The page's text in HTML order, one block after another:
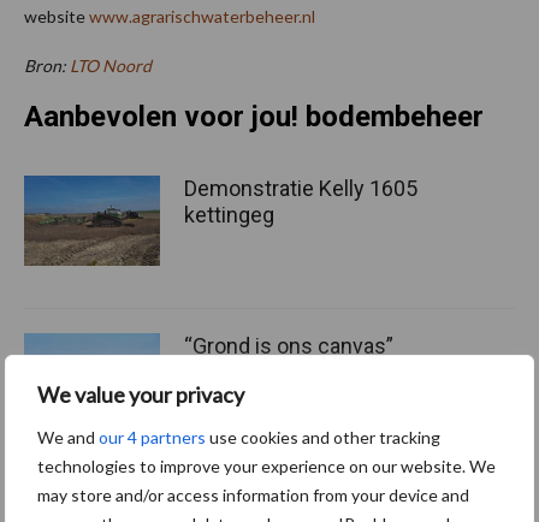
We value your privacy
We and our 4 partners use cookies and other tracking
technologies to improve your experience on our website. We
may store and/or access information from your device and
websitewww.agrarischwaterbeheer.nl
Bron: LTO Noord
Aanbevolen voor jou! bodembeheer
Demonstratie Kelly 1605
kettingeg
“Grond is ons canvas”
Droogte houdt